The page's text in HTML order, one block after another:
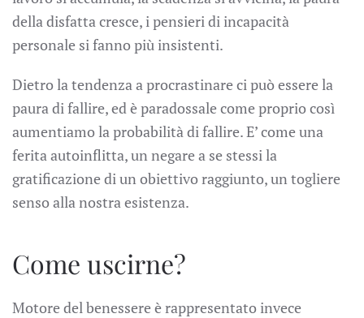
della disfatta cresce, i pensieri di incapacità
personale si fanno più insistenti.
Dietro la tendenza a procrastinare ci può essere la
paura di fallire, ed è paradossale come proprio così
aumentiamo la probabilità di fallire. E’ come una
ferita autoinflitta, un negare a se stessi la
gratificazione di un obiettivo raggiunto, un togliere
senso alla nostra esistenza.
Come uscirne?
Motore del benessere è rappresentato invece